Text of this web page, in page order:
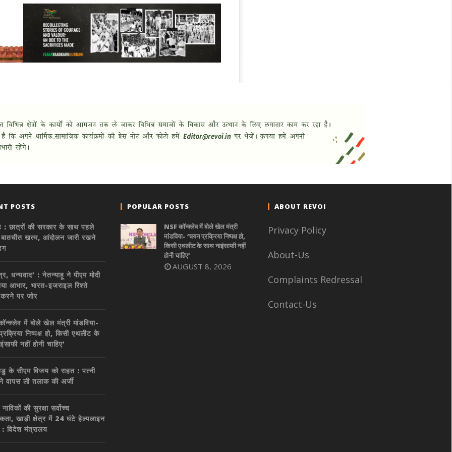
POSTS
: छात्रों की सरकार के साथ पहले
बातचीत खत्म, आंदोलन जारी रखने
धन्यवाद’ : नेतन्याहू ने पीएम मोदी
आभार, भारत-इजराइल रिश्ते
पर जोर
में बोले खेल मंत्री मांडविया-
निष्पक्ष हो, किसी एथलीट के
नहीं होनी चाहिए’
के सीएम विजय को राहत : पत्नी
वापस ली तलाक की अर्जी
की सुरक्षा सर्वोच्च
खाड़ी क्षेत्र में 24 घंटे हेल्पलाइन
विदेश मंत्रालय
POPULAR POSTS
NSF कॉन्क्लेव में बोले खेल मंत्री
मांडविया- ‘चयन प्रक्रिया निष्पक्ष हो,
किसी एथलीट के साथ नाइंसाफी नहीं
होनी चाहिए’
AUGUST 8, 2026
ABOUT REVOI
Privacy Policy
About-Us
Complaints Redressal
Contact-Us